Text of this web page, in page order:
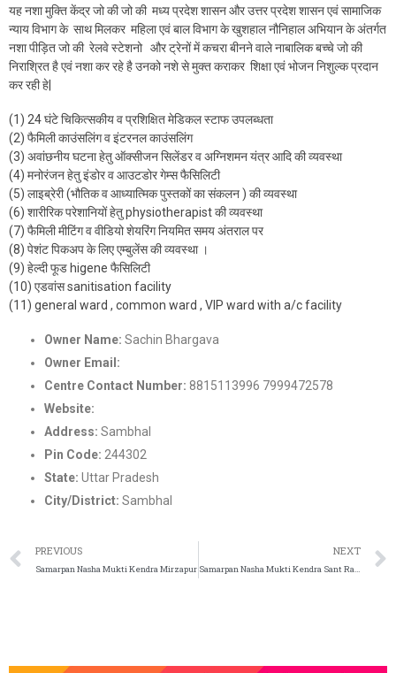
यह नशा मुक्ति केंद्र जो की जो की मध्य प्रदेश शासन और उत्तर प्रदेश शासन एवं सामाजिक
न्याय विभाग के साथ मिलकर महिला एवं बाल विभाग के खुशहाल नौनिहाल अभियान के अंतर्गत
नशा पीड़ित जो की रेलवे स्टेशनो और ट्रेनों में कचरा बीनने वाले नाबालिक बच्चे जो की
निराश्रित है एवं नशा कर रहे है उनको नशे से मुक्त कराकर शिक्षा एवं भोजन निशुल्क प्रदान
कर रही हे|
(1) 24 घंटे चिकित्सकीय व प्रशिक्षित मेडिकल स्टाफ उपलब्धता
(2) फैमिली काउंसलिंग व इंटरनल काउंसलिंग
(3) अवांछनीय घटना हेतु ऑक्सीजन सिलेंडर व अग्निशमन यंत्र आदि की व्यवस्था
(4) मनोरंजन हेतु इंडोर व आउटडोर गेम्स फैसिलिटी
(5) लाइब्रेरी (भौतिक व आध्यात्मिक पुस्तकों का संकलन ) की व्यवस्था
(6) शारीरिक परेशानियों हेतु physiotherapist की व्यवस्था
(7) फैमिली मीटिंग व वीडियो शेयरिंग नियमित समय अंतराल पर
(8) पेशंट पिकअप के लिए एम्बुलेंस की व्यवस्था ।
(9) हेल्दी फूड higene फैसिलिटी
(10) एडवांस sanitisation facility
(11) general ward , common ward , VIP ward with a/c facility
Owner Name: Sachin Bhargava
Owner Email:
Centre Contact Number: 8815113996 7999472578
Website:
Address: Sambhal
Pin Code: 244302
State: Uttar Pradesh
City/District: Sambhal
PREVIOUS
Samarpan Nasha Mukti Kendra Mirzapur
NEXT
Samarpan Nasha Mukti Kendra Sant Ravidas Nagar